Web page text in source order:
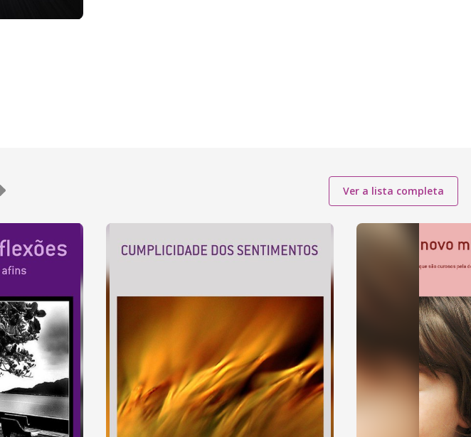
Ver a lista completa